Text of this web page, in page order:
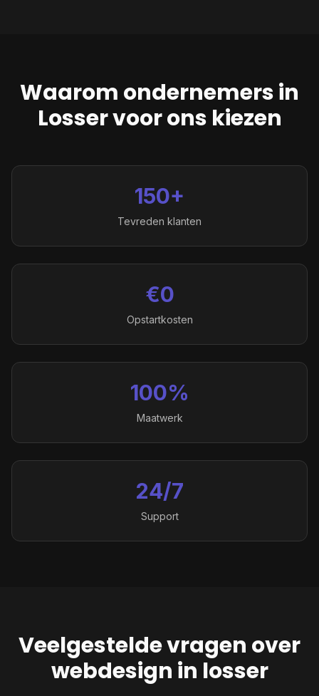
Waarom ondernemers in
Losservoor ons kiezen
150+
Tevreden klanten
€0
Opstartkosten
100%
Maatwerk
24/7
Support
Veelgestelde vragen over
webdesign in losser